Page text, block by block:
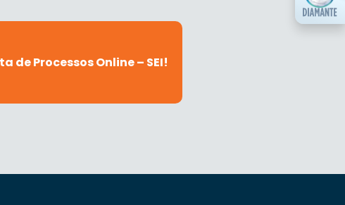
de Processos Online – SEI!